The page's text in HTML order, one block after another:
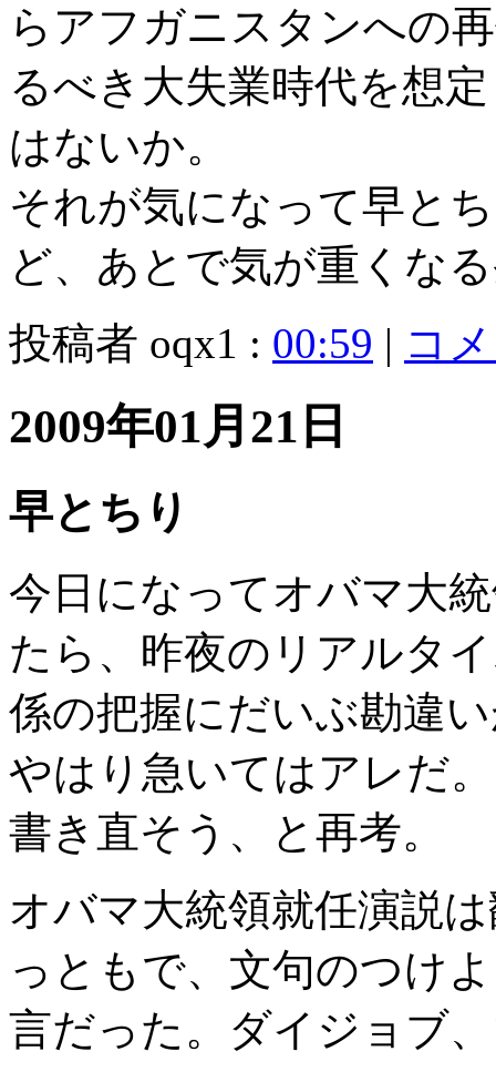
らアフガニスタンへの
るべき大失業時代を想
はないか。
それが気になって早と
ど、あとで気が重くな
投稿者 oqx1 : 00:59 | コ
2009年01月21日
早とちり
今日になってオバマ大
たら、昨夜のリアルタ
係の把握にだいぶ勘違
やはり急いてはアレだ
書き直そう、と再考。
オバマ大統領就任演説
っともで、文句のつけ
言だった。ダイジョブ